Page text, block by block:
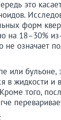
это
форм
на 18–30%
не означает
или бульоне,
в жидкости и
того,